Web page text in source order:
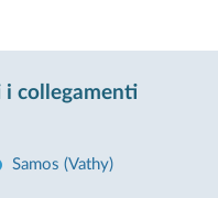
collegamenti
Samos (Vathy)